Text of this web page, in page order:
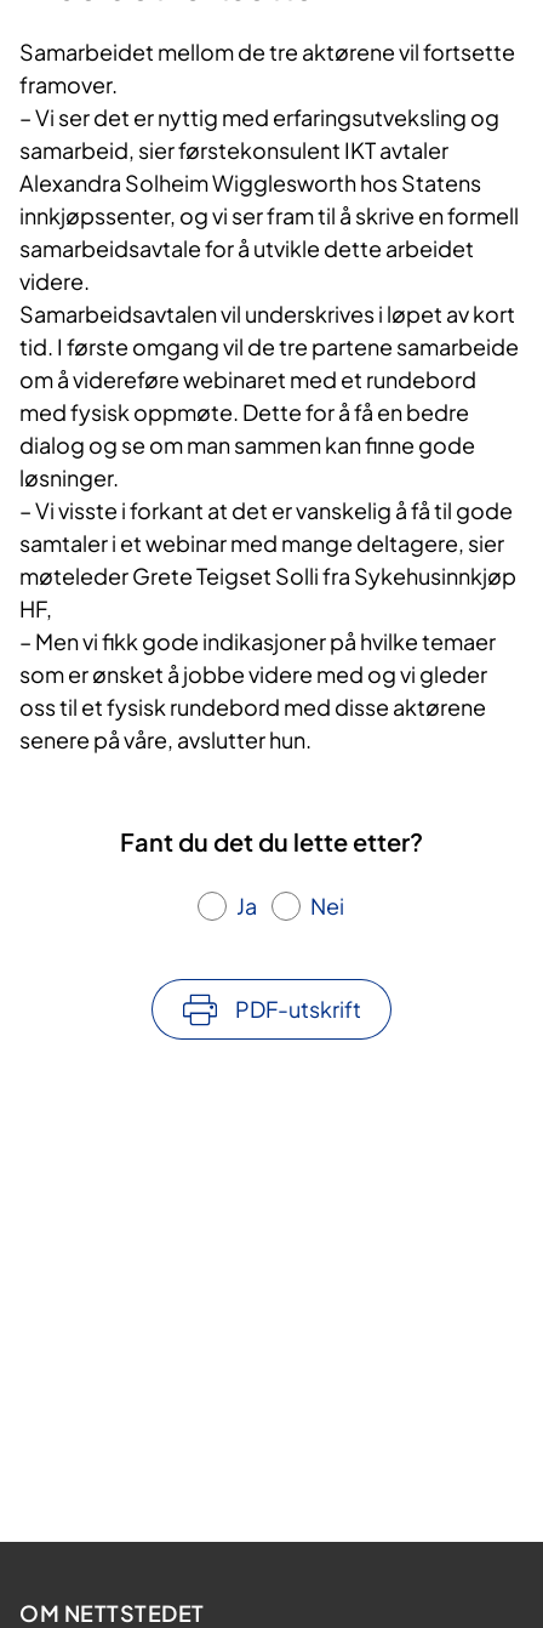
Samarbeidet mellom de tre aktørene vil fortsette
framover.
– Vi ser det er nyttig med erfaringsutveksling og
samarbeid, sier førstekonsulent IKT avtaler
Alexandra Solheim Wigglesworth hos Statens
innkjøpssenter, og vi ser fram til å skrive en formell
samarbeidsavtale for å utvikle dette arbeidet
videre.
Samarbeidsavtalen vil underskrives i løpet av kort
tid. I første omgang vil de tre partene samarbeide
om å videreføre webinaret med et rundebord
med fysisk oppmøte. Dette for å få en bedre
dialog og se om man sammen kan finne gode
løsninger.
– Vi visste i forkant at det er vanskelig å få til gode
samtaler i et webinar med mange deltagere, sier
møteleder Grete Teigset Solli fra Sykehusinnkjøp
HF,
– Men vi fikk gode indikasjoner på hvilke temaer
som er ønsket å jobbe videre med og vi gleder
oss til et fysisk rundebord med disse aktørene
senere på våre, avslutter hun.
Fant du det du lette etter?
Ja Nei
PDF-utskrift
OM NETTSTEDET